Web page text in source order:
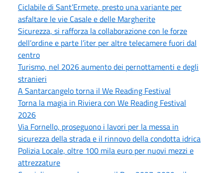
Ciclabile di Sant’Ermete, presto una variante per
asfaltare le vie Casale e delle Margherite
Sicurezza, si rafforza la collaborazione con le forze
dell’ordine e parte l’iter per altre telecamere fuori dal
centro
Turismo, nel 2026 aumento dei pernottamenti e degli
stranieri
A Santarcangelo torna il We Reading Festival
Torna la magia in Riviera con We Reading Festival
2026
Via Fornello, proseguono i lavori per la messa in
sicurezza della strada e il rinnovo della condotta idrica
Polizia Locale, oltre 100 mila euro per nuovi mezzi e
attrezzature